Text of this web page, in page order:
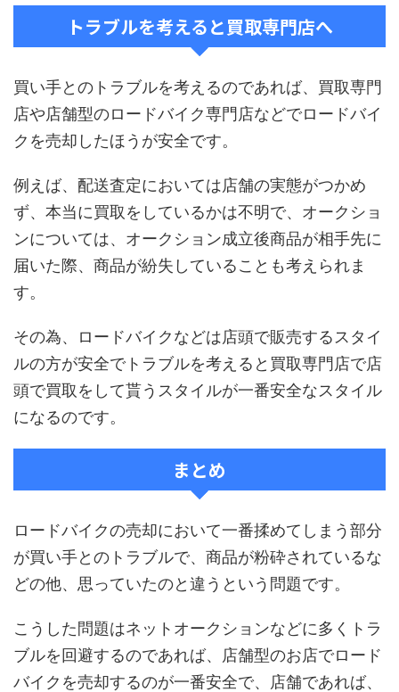
トラブルを考えると買取専門店へ
買い手とのトラブルを考えるのであれば、買取専門
店や店舗型のロードバイク専門店などでロードバイ
クを売却したほうが安全です。
例えば、配送査定においては店舗の実態がつかめ
ず、本当に買取をしているかは不明で、オークショ
ンについては、オークション成立後商品が相手先に
届いた際、商品が紛失していることも考えられま
す。
その為、ロードバイクなどは店頭で販売するスタイ
ルの方が安全でトラブルを考えると買取専門店で店
頭で買取をして貰うスタイルが一番安全なスタイル
になるのです。
まとめ
ロードバイクの売却において一番揉めてしまう部分
が買い手とのトラブルで、商品が粉砕されているな
どの他、思っていたのと違うという問題です。
こうした問題はネットオークションなどに多くトラ
ブルを回避するのであれば、店舗型のお店でロード
バイクを売却するのが一番安全で、店舗であれば、